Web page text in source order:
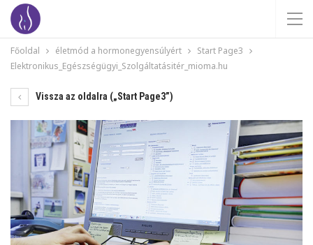
Főoldal életmód a hormonegyensúlyért
Start Page3
Elektronikus_Egészségügyi_Szolgáltatásitér_mioma.hu
Vissza az oldalra („Start Page3”)